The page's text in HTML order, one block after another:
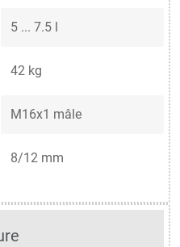
5 ... 7.5 l
42 kg
M16x1 mâle
8/12 mm